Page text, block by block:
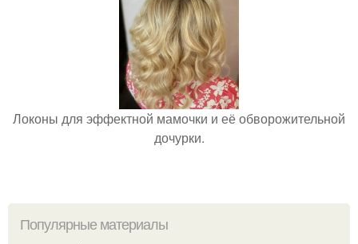
Локоны для эффектной мамочки и её обворожительной
дочурки.
Популярные материалы